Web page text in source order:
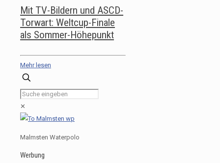
Mit TV-Bildern und ASCD-
Torwart: Weltcup-Finale
als Sommer-Höhepunkt
Mehr lesen
✕
Malmsten Waterpolo
Werbung